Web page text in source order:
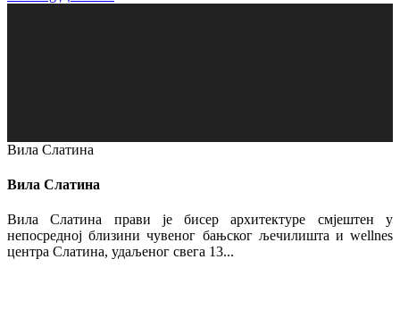
Вила Слатина
Вила Слатина
Вила Слатина прави је бисер архитектуре смјештен у
непосредној близини чувеног бањског љечилишта и wellnes
центра Слатина, удаљеног свега 13...